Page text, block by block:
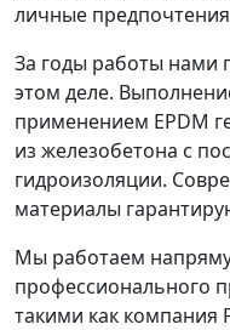
личные предпочтения
За годы работы нами
этом деле.
применением EPDM
из железобетона с
гидроизоляции.
материалы
Мы работаем
профессионального
такими как компания